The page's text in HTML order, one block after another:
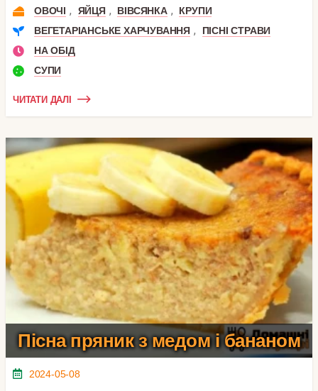
ОВОЧІ , ЯЙЦЯ , ВІВСЯНКА ,
КРУПИ
ВЕГЕТАРІАНСЬКЕ ХАРЧУВАННЯ ,
ПІСНІ СТРАВИ
НА ОБІД
СУПИ
ЧИТАТИ ДАЛІ
Пісна пряник з медом і бананом
2024-05-08